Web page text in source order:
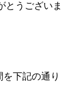
とうございま
下記の通り